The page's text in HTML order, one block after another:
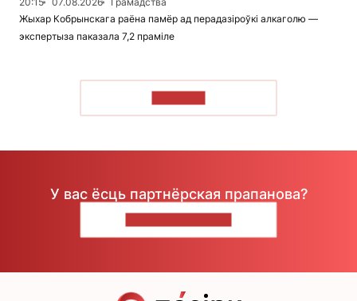
Жыхар Кобрынскага раёна памёр ад перадазіроўкі алкаголю —
экспертыза паказала 7,2 праміле
У вас ёсць партнёрская прапанова?